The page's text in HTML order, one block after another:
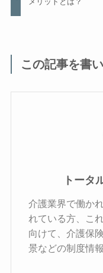
この記事を書
トータ
介護業界で働か
れている方、こ
向けて、介護保
景などの制度情